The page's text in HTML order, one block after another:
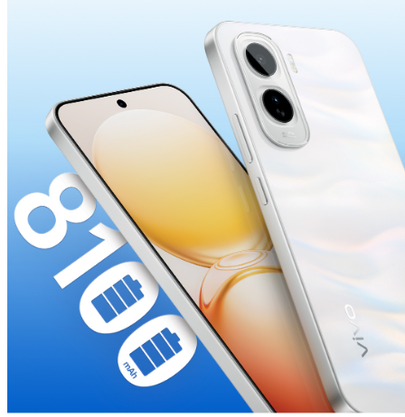
Indonesia | Pilih negara/wilayah